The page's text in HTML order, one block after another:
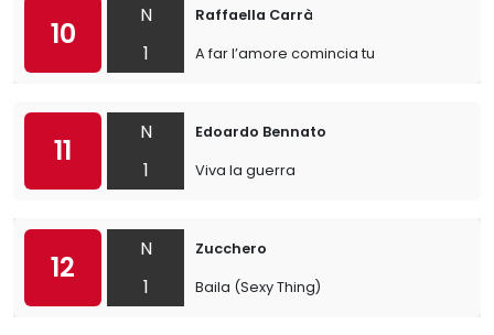
10
N
1
Raffaella Carrà
A far l’amore comincia tu
11
N
1
Edoardo Bennato
Viva la guerra
12
N
1
Zucchero
Baila (Sexy Thing)